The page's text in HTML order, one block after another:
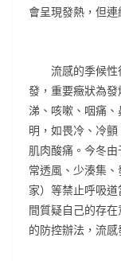
會呈現發熱，但連
流感的季候性
發，重要癥狀為
涕、咳嗽、咽痛
明，如畏冷、冷
肌肉酸痛。今冬
常透風、少湊集
家）等禁止呼吸
間質疑自己的存
的防控辦法，流